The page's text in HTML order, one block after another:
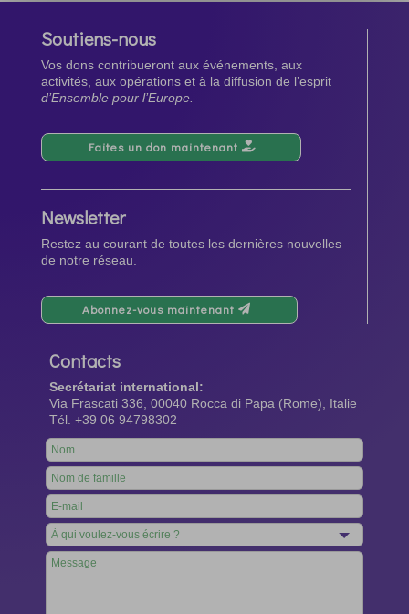
Soutiens-nous
Vos dons contribueront aux événements, aux
activités, aux opérations et à la diffusion de l’esprit
d’Ensemble pour l’Europe.
Faites un don maintenant
Newsletter
Restez au courant de toutes les dernières nouvelles
de notre réseau.
Abonnez-vous maintenant
Contacts
Secrétariat international:
Via Frascati 336, 00040 Rocca di Papa (Rome), Italie
Tél. +39 06 94798302
Leave
this
field
blank